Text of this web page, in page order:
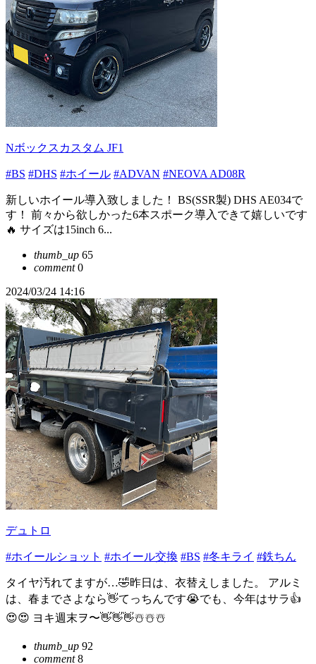
Nボックスカスタム JF1
#BS #DHS #ホイール #ADVAN #NEOVA AD08R
新しいホイール導入致しました！ BS(SSR製) DHS AE034で
す！ 前々から欲しかった6本スポーク導入できて嬉しいです
🔥 サイズは15inch 6...
thumb_up 65
comment0
2024/03/24 14:16
デュトロ
#ホイールショット #ホイール交換 #BS #冬キライ #鉄ちん
タイヤ汚れてますが…🤣昨日は、衣替えしました。 アルミ
は、春までさよなら👋てっちんです😭でも、今年はサラ👍
😍😍 ヨキ週末ヲ〜👋👋👋☃️☃️☃️
thumb_up 92
comment8